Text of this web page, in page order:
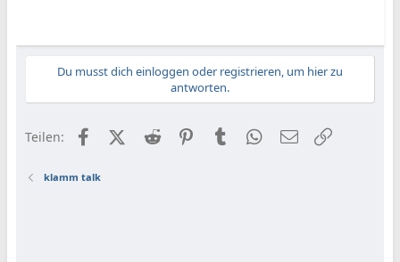
Du musst dich einloggen oder registrieren, um hier zu
antworten.
Teilen: FacebookX (Twitter)
Reddit PinterestTumblr WhatsApp
E-Mail
klamm talk